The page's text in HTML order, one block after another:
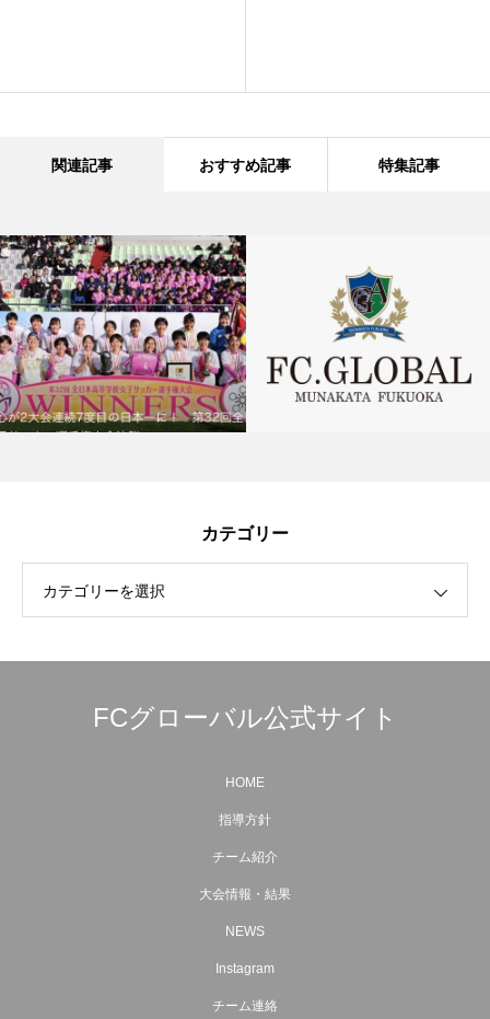
関連記事 おすすめ記事 特集記事
カテゴリー
カテゴリーを選択
FCグローバル公式サイト
HOME
指導方針
チーム紹介
大会情報・結果
NEWS
Instagram
チーム連絡